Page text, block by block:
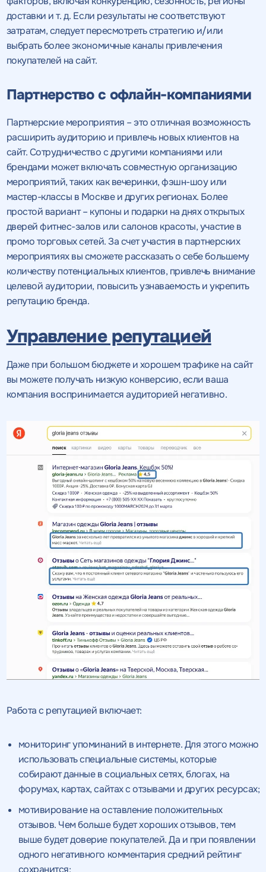
доставки и т. д. Если результаты не соответствуют
затратам, следует пересмотреть стратегию и/или
выбрать более экономичные каналы привлечения
покупателей на сайт.
Партнерство с офлайн-компаниями
Партнерские мероприятия – это отличная возможность
расширить аудиторию и привлечь новых клиентов на
сайт. Сотрудничество с другими компаниями или
брендами может включать совместную организацию
мероприятий, таких как вечеринки, фэшн-шоу или
мастер-классы в Москве и других регионах. Более
простой вариант – купоны и подарки на днях открытых
дверей фитнес-залов или салонов красоты, участие в
промо торговых сетей. За счет участия в партнерских
мероприятиях вы сможете рассказать о себе большему
количеству потенциальных клиентов, привлечь внимание
целевой аудитории, повысить узнаваемость и укрепить
репутацию бренда.
Управление репутацией
Даже при большом бюджете и хорошем трафике на сайт
вы можете получать низкую конверсию, если ваша
компания воспринимается аудиторией негативно.
Работа с репутацией включает:
мониторинг упоминаний в интернете. Для этого можно
использовать специальные системы, которые
собирают данные в социальных сетях, блогах, на
форумах, картах, сайтах с отзывами и других ресурсах;
мотивирование на оставление положительных
отзывов. Чем больше будет хороших отзывов, тем
выше будет доверие покупателей. Да и при появлении
одного негативного комментария средний рейтинг
сохранится;